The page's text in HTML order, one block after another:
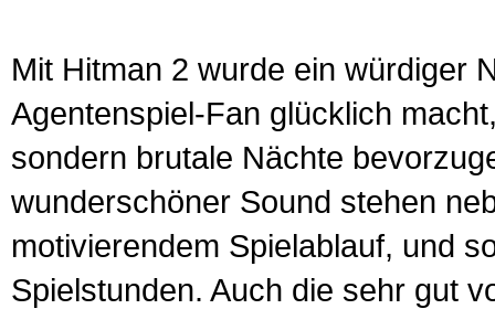
Mit Hitman 2 wurde ein würdiger
Agentenspiel-Fan glücklich
sondern brutale Nächte
wunderschöner Sound stehen
motivierendem Spielablauf, und
Spielstunden. Auch die sehr gut